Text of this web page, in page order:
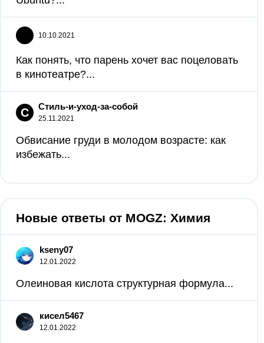
10.10.2021
Как понять, что парень хочет вас поцеловать
в кинотеатре?...
С Стиль-и-уход-за-собой
25.11.2021
Обвисание груди в молодом возрасте: как
избежать...
Новые ответы от MOGZ: Химия
kseny07
12.01.2022
Олеиновая кислота структурная формула...
кисел5467
12.01.2022